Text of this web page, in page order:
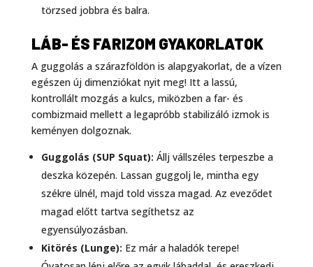
törzsed jobbra és balra.
LÁB- ÉS FARIZOM GYAKORLATOK
A guggolás a szárazföldön is alapgyakorlat, de a vízen
egészen új dimenziókat nyit meg! Itt a lassú,
kontrollált mozgás a kulcs, miközben a far- és
combizmaid mellett a legapróbb stabilizáló izmok is
keményen dolgoznak.
Guggolás (SUP Squat): Állj vállszéles terpeszbe a
deszka közepén. Lassan guggolj le, mintha egy
székre ülnél, majd told vissza magad. Az eveződet
magad előtt tartva segíthetsz az
egyensúlyozásban.
Kitörés (Lunge): Ez már a haladók terepe!